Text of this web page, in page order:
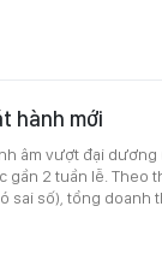
hành mới
âm vượt đại
gần 2 tuần lễ.
sai số), tổng doanh